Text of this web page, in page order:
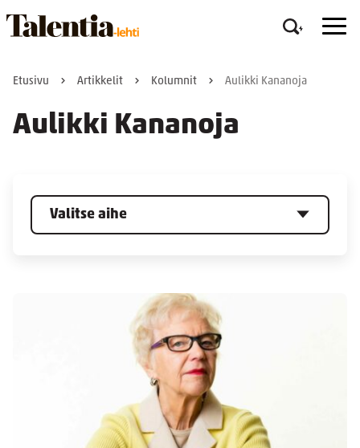
Etusivu Artikkelit Kolumnit Aulikki Kananoja
Aulikki Kananoja
Valitse aihe